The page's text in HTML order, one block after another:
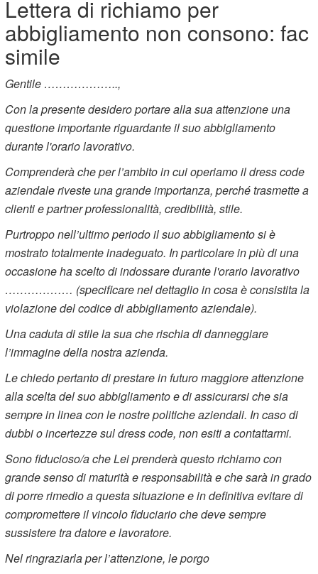
Lettera di richiamo per
abbigliamento non consono: fac
simile
Gentile ………………..,
Con la presente desidero portare alla sua attenzione una
questione importante riguardante il suo abbigliamento
durante l'orario lavorativo.
Comprenderà che per l’ambito in cui operiamo il dress code
aziendale riveste una grande importanza, perché trasmette a
clienti e partner professionalità, credibilità, stile.
Purtroppo nell’ultimo periodo il suo abbigliamento si è
mostrato totalmente inadeguato. In particolare in più di una
occasione ha scelto di indossare durante l'orario lavorativo
……………… (specificare nel dettaglio in cosa è consistita la
violazione del codice di abbigliamento aziendale).
Una caduta di stile la sua che rischia di danneggiare
l’immagine della nostra azienda.
Le chiedo pertanto di prestare in futuro maggiore attenzione
alla scelta del suo abbigliamento e di assicurarsi che sia
sempre in linea con le nostre politiche aziendali. In caso di
dubbi o incertezze sul dress code, non esiti a contattarmi.
Sono fiducioso/a che Lei prenderà questo richiamo con
grande senso di maturità e responsabilità e che sarà in grado
di porre rimedio a questa situazione e in definitiva evitare di
compromettere il vincolo fiduciario che deve sempre
sussistere tra datore e lavoratore.
Nel ringraziarla per l’attenzione, le porgo